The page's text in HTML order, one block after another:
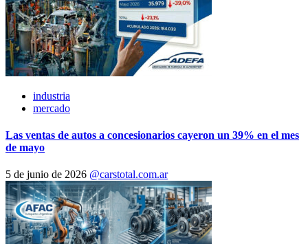
industria
mercado
Las ventas de autos a concesionarios cayeron un 39% en el mes
de mayo
5 de junio de 2026 @carstotal.com.ar